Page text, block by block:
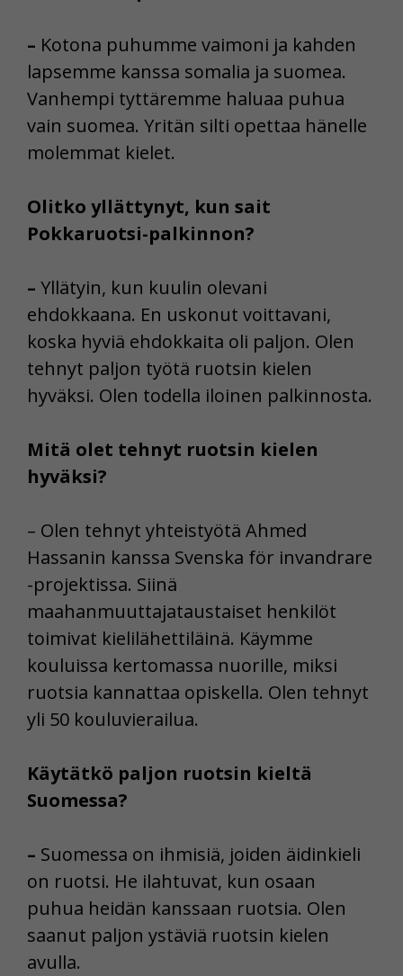
– Kotona puhumme vaimoni ja kahden
lapsemme kanssa somalia ja suomea.
Vanhempi tyttäremme haluaa puhua
vain suomea. Yritän silti opettaa hänelle
molemmat kielet.
Olitko yllättynyt, kun sait
Pokkaruotsi-palkinnon?
– Yllätyin, kun kuulin olevani
ehdokkaana. En uskonut voittavani,
koska hyviä ehdokkaita oli paljon. Olen
tehnyt paljon työtä ruotsin kielen
hyväksi. Olen todella iloinen palkinnosta.
Mitä olet tehnyt ruotsin kielen
hyväksi?
– Olen tehnyt yhteistyötä Ahmed
Hassanin kanssa Svenska för invandrare
-projektissa. Siinä
maahanmuuttajataustaiset henkilöt
toimivat kielilähettiläinä. Käymme
kouluissa kertomassa nuorille, miksi
ruotsia kannattaa opiskella. Olen tehnyt
yli 50 kouluvierailua.
Käytätkö paljon ruotsin kieltä
Suomessa?
– Suomessa on ihmisiä, joiden äidinkieli
on ruotsi. He ilahtuvat, kun osaan
puhua heidän kanssaan ruotsia. Olen
saanut paljon ystäviä ruotsin kielen
avulla.